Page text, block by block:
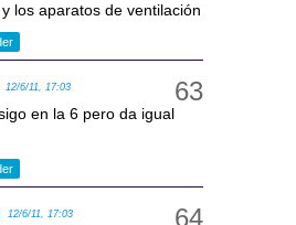
los aparatos de ventilación
12/6/11, 17:03
en la 6 pero da igual
12/6/11, 17:03